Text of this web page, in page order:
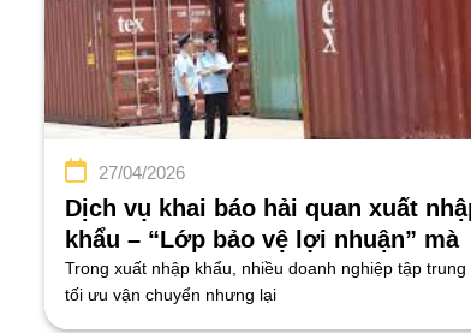
Dịch vụ khai báo hải quan xuất
khẩu – “Lớp bảo vệ lợi nhuận” mà
doanh nghiệp thường bỏ qua
27/04/2026
Trong xuất nhập khẩu, nhiều doanh nghiệp tập trung
tối ưu vận chuyển nhưng lại